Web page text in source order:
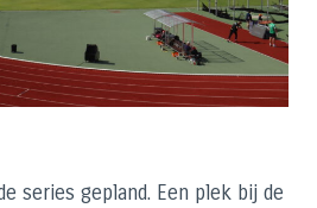
series gepland. Een plek bij de